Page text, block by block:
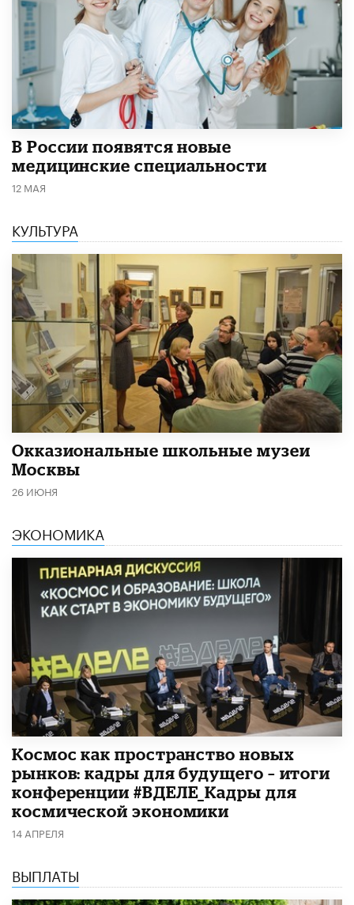
В России появятся новые
медицинские специальности
12 МАЯ
КУЛЬТУРА
​Окказиональные школьные музеи
Москвы
26 ИЮНЯ
ЭКОНОМИКА
Космос как пространство новых
рынков: кадры для будущего – итоги
конференции #ВДЕЛЕ_Кадры для
космической экономики
14 АПРЕЛЯ
ВЫПЛАТЫ